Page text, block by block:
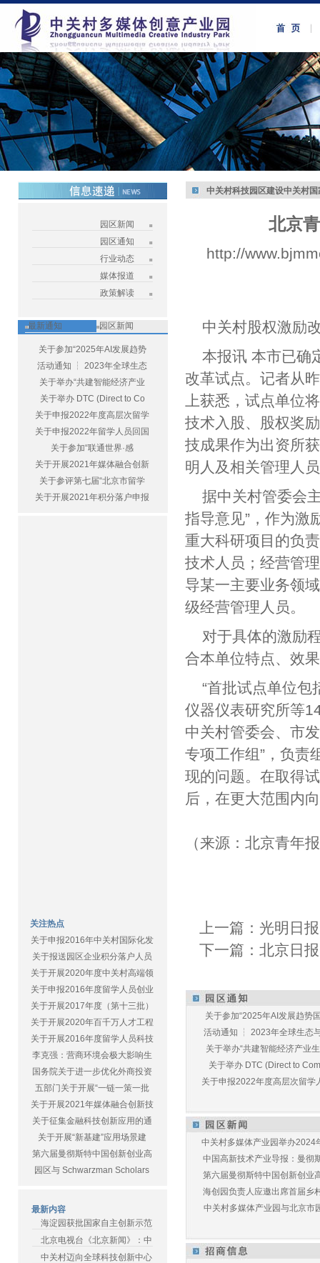
园区新闻
园区通知
行业动态
媒体报道
政策解读
最新通知 园区新闻
关于参加“2025年AI发展趋势
活动通知 ┆ 2023年全球生态
关于举办“共建智能经济产业
关于举办 DTC (Direct to Co
关于申报2022年度高层次留学
关于申报2022年留学人员回国
关于参加“联通世界·感
关于开展2021年媒体融合创新
关于参评第七届“北京市留学
关于开展2021年积分落户申报
关注热点
关于申报2016年中关村国际化发
关于报送园区企业积分落户人员
关于开展2020年度中关村高端领
关于申报2016年度留学人员创业
关于开展2017年度（第十三批）
关于开展2020年百千万人才工程
关于开展2016年度留学人员科技
李克强：营商环境会极大影响生
国务院关于进一步优化外商投资
五部门关于开展“一链一策一批
关于开展2021年媒体融合创新技
关于征集金融科技创新应用的通
关于开展“新基建”应用场景建
第六届曼彻斯特中国创新创业高
园区与 Schwarzman Scholars
最新内容
海淀园获批国家自主创新示范
北京电视台《北京新闻》：中
中关村迈向全球科技创新中心
中关村科技园区建设中关村
北京
http://
中关村股权激励
本报讯 本市已确
改革试点。记者从
上获悉，试点单位
技术入股、股权奖
技成果作为出资所
明人及相关管理人
据中关村管委会
指导意见”，作为激
重大科研项目的负
技术人员；经营管
导某一主要业务领
级经营管理人员。
对于具体的激励
合本单位特点、效
“首批试点单位
仪器仪表研究所等
中关村管委会、市
专项工作组”，负责
现的问题。在取得
后，在更大范围内
（来源：北京青年
上一篇： 光明日
下一篇：北京日
关于参加“2025年AI发展趋势
活动通知 ┆ 2023年全球生态
关于举办“共建智能经济产业
关于举办 DTC (Direct to
关于申报2022年度高层次留学
中关村多媒体产业园举办2024
中国高新技术产业导报：曼彻
第六届曼彻斯特中国创新创业
海创园负责人应邀出席首届乡
中关村多媒体产业园与北京市